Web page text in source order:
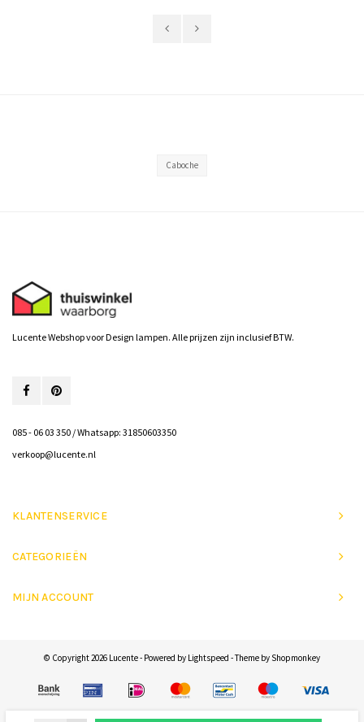
Caboche
Lucente Webshop voor Design lampen. Alle prijzen zijn inclusief BTW.
085 - 06 03 350 / Whatsapp: 31850603350
verkoop@lucente.nl
KLANTENSERVICE
CATEGORIEËN
MIJN ACCOUNT
© Copyright 2026 Lucente - Powered by Lightspeed - Theme by Shopmonkey